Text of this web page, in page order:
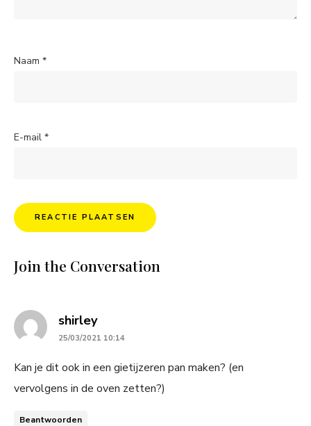
Naam *
E-mail *
Join the Conversation
shirleysays:
25/03/2021 10:14
Kan je dit ook in een gietijzeren pan maken? (en
vervolgens in de oven zetten?)
Beantwoorden